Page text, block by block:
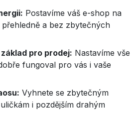
Postavíme váš e-shop na
a bez zbytečných
pro prodej: Nastavíme vše
fungoval pro vás i vaše
Vyhnete se zbytečným
i pozdějším drahým